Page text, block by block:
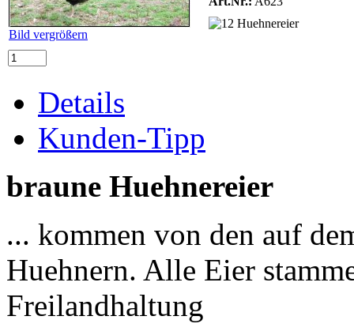
Bild vergrößern
Details
Kunden-Tipp
braune Huehnereier
... kommen von den auf
Huehnern. Alle Eier
Freilandhaltung